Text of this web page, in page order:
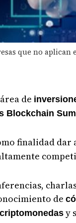
que no
de
Blockchain
finalidad dar
de
criptomonedas y